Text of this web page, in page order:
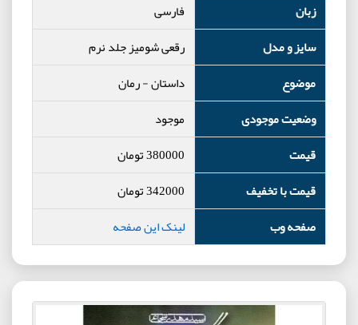
زبان
فارسی
سایز و مدل
رقعی شومیز جلد نرم
موضوع
داستان - رمان
وضعیت موجودی
موجود
قیمت
380000تومان
قیمت با تخفیف
342000تومان
صفحه وب
لینک این صفحه